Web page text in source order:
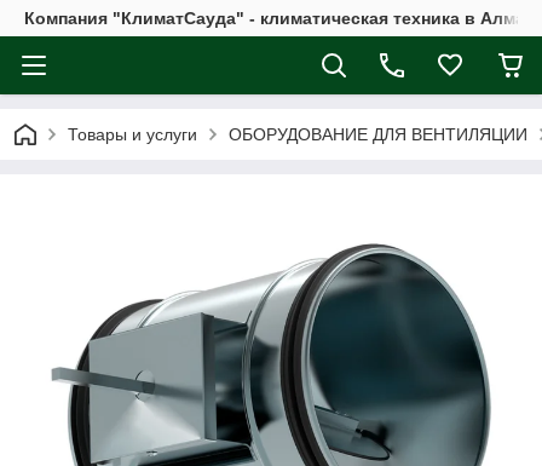
Компания "КлиматСауда" - климатическая техника в
Товары и услуги ОБОРУДОВАНИЕ ДЛЯ ВЕНТИЛЯЦИИ